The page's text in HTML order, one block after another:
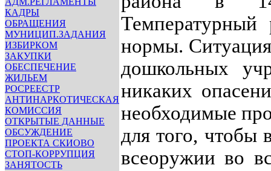
КАДРЫ
ОБРАЩЕНИЯ
МУНИЦИП.ЗАДАНИЯ
ИЗБИРКОМ
ЗАКУПКИ
ОБЕСПЕЧЕНИЕ
ЖИЛЬЕМ
РОСРЕЕСТР
АНТИНАРКОТИЧЕСКАЯ
КОМИССИЯ
ОТКРЫТЫЕ ДАННЫЕ
ОБСУЖДЕНИЕ
ПРОЕКТА СКИОВО
СТОП-КОРРУПЦИЯ
ЗАНЯТОСТЬ
нормы.
дошкольных
никаких
необходимые
для того,
всеоружии во